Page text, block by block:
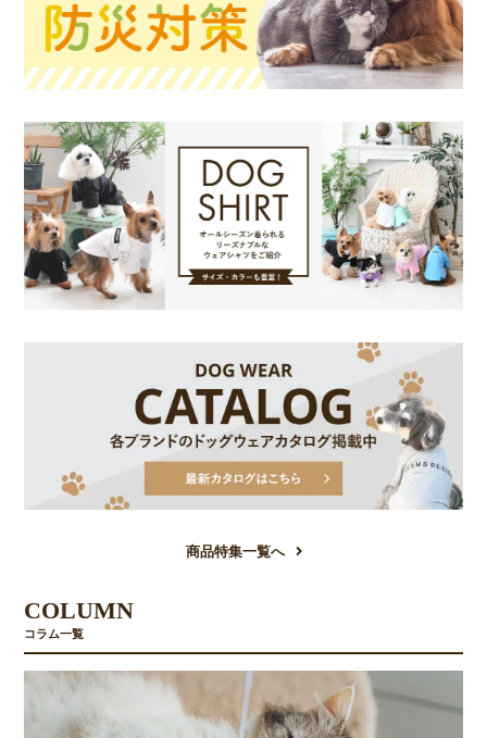
商品特集一覧へ
COLUMN
コラム一覧